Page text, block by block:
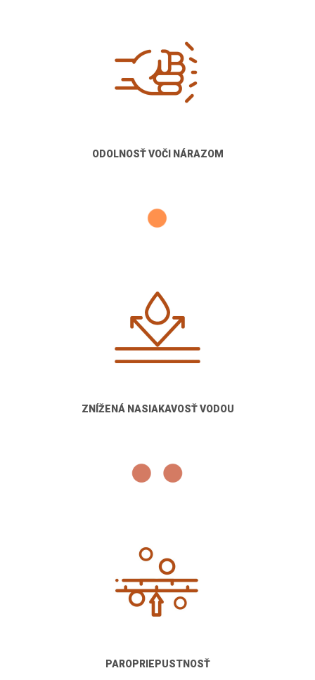
ODOLNOSŤ VOČI NÁRAZOM
ZNÍŽENÁ NASIAKAVOSŤ VODOU
PAROPRIEPUSTNOSŤ